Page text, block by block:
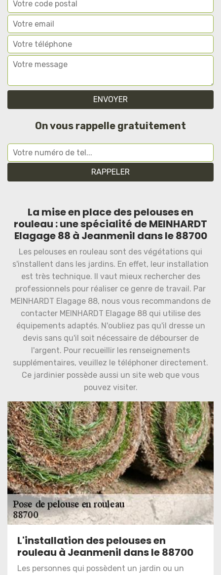
On vous rappelle gratuitement
La mise en place des pelouses en
rouleau : une spécialité de MEINHARDT
Elagage 88 à Jeanmenil dans le 88700
Les pelouses en rouleau sont des végétations qui
s'installent dans les jardins. En effet, leur installation
est très technique. Il vaut mieux rechercher des
professionnels pour réaliser ce genre de travail. Par
MEINHARDT Elagage 88, nous vous recommandons de
contacter MEINHARDT Elagage 88 qui utilise des
équipements adaptés. N'oubliez pas qu'il dresse un
devis sans qu'il soit nécessaire de débourser de
l'argent. Pour recueillir les renseignements
supplémentaires, veuillez le téléphoner directement.
Ce jardinier possède aussi un site web que vous
pouvez visiter.
L'installation des pelouses en
rouleau à Jeanmenil dans le 88700
Les personnes qui possèdent un jardin ou un